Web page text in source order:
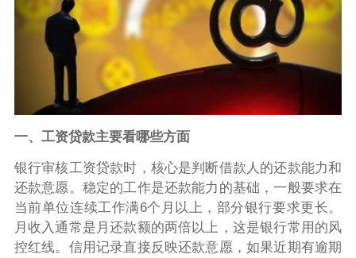
一、工资贷款主要看哪些方面
银行审核工资贷款时，核心是判断借款人的还款能力和
还款意愿。稳定的工作是还款能力的基础，一般要求在
当前单位连续工作满6个月以上，部分银行要求更长。
月收入通常是月还款额的两倍以上，这是银行常用的风
控红线。信用记录直接反映还款意愿，如果近期有逾期